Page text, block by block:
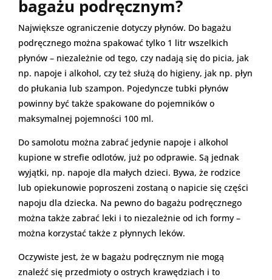
bagażu podręcznym?
Największe ograniczenie dotyczy płynów. Do bagażu
podręcznego można spakować tylko 1 litr wszelkich
płynów – niezależnie od tego, czy nadają się do picia, jak
np. napoje i alkohol, czy też służą do higieny, jak np. płyn
do płukania lub szampon. Pojedyncze tubki płynów
powinny być także spakowane do pojemników o
maksymalnej pojemności 100 ml.
Do samolotu można zabrać jedynie napoje i alkohol
kupione w strefie odlotów, już po odprawie. Są jednak
wyjątki, np. napoje dla małych dzieci. Bywa, że rodzice
lub opiekunowie poproszeni zostaną o napicie się części
napoju dla dziecka. Na pewno do bagażu podręcznego
można także zabrać leki i to niezależnie od ich formy –
można korzystać także z płynnych leków.
Oczywiste jest, że w bagażu podręcznym nie mogą
znaleźć się przedmioty o ostrych krawędziach i to